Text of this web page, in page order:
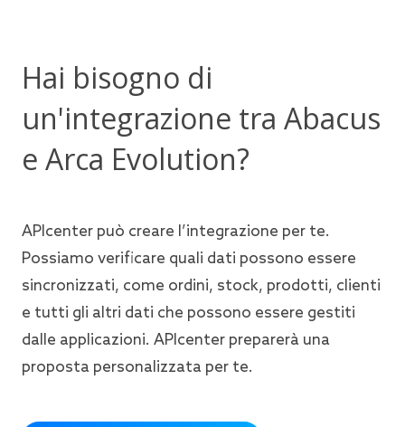
Hai bisogno di
un'integrazione tra Abacus
e Arca Evolution?
APIcenter può creare l’integrazione per te.
Possiamo verificare quali dati possono essere
sincronizzati, come ordini, stock, prodotti, clienti
e tutti gli altri dati che possono essere gestiti
dalle applicazioni. APIcenter preparerà una
proposta personalizzata per te.